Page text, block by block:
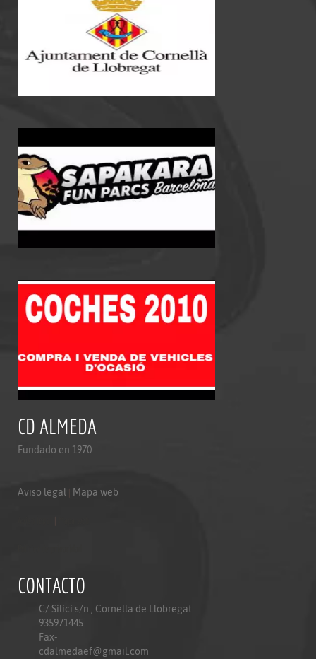
CD ALMEDA
Fundado en 1970
Aviso legal Mapa web
CONTACTO
C/ Silici s/n , Cornella de Llobregat
935971445
Fax-
cdalmedaef@gmail.com